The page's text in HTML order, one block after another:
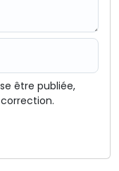
être publiée,